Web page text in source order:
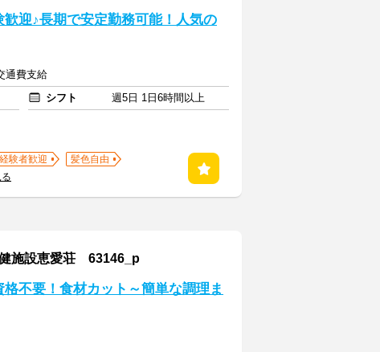
歓迎♪長期で安定勤務可能！人気の
通費支給
シフト
週5日 1日6時間以上
験者歓迎
髪色自由
健施設恵愛荘 63146_p
格不要！食材カット～簡単な調理ま